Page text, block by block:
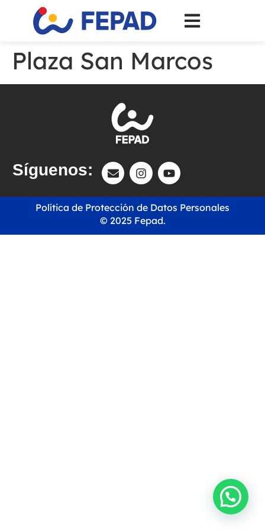
Plaza San Marcos
Síguenos:
© 2025 Fepad.
Política de Protección de Datos Personales